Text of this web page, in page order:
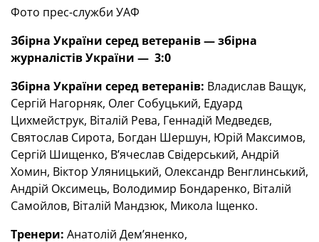
Фото прес-служби УАФ
Збірна України серед ветеранів — збірна
журналістів України — 3:0
Збірна України серед ветеранів: Владислав Ващук,
Сергій Нагорняк, Олег Собуцький, Едуард
Цихмейструк, Віталій Рева, Геннадій Медведєв,
Святослав Сирота, Богдан Шершун, Юрій Максимов,
Сергій Шищенко, В’ячеслав Свідерський, Андрій
Хомин, Віктор Уляницький, Олександр Венглинський,
Андрій Оксимець, Володимир Бондаренко, Віталій
Самойлов, Віталій Мандзюк, Микола Іщенко.
Тренери: Анатолій Дем’яненко,